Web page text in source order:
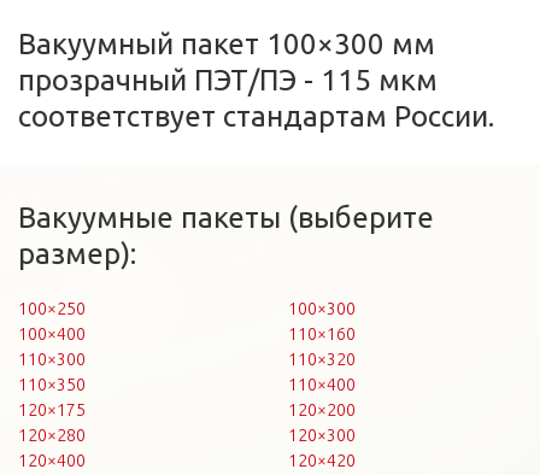
Вакуумный пакет 100×300 мм
прозрачный ПЭТ/ПЭ - 115 мкм
соответствует стандартам России.
Вакуумные пакеты (выберите
размер):
100×250
100×300
100×400
110×160
110×300
110×320
110×350
110×400
120×175
120×200
120×280
120×300
120×400
120×420